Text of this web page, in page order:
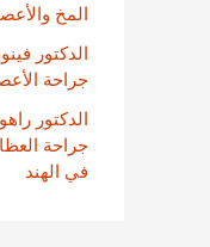
المخ
الدكتور
جراحة
الدكتور
جراحة
في الهند